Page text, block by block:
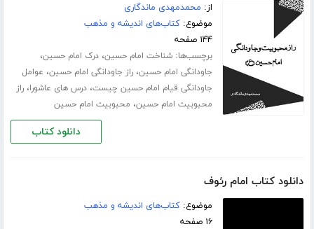
از: محمدمهدی ماندگاری
موضوع:کتاب‌های اندیشه و مذهب
۱۴۴ صفحه
برچسب‌ها:شناخت امام حسین،درک امام حسین،
جاودانگی امام حسین،راز جاودانگی امام حسین، عوامل
جاودانگی قیام امام حسین چیست،درس های عاشورا،راز
محبوبیت امام حسین، محبوبیت امام حسین
دانلود کتاب
دانلود کتاب امام رئوف
موضوع:کتاب‌های اندیشه و مذهب
۱۶ صفحه